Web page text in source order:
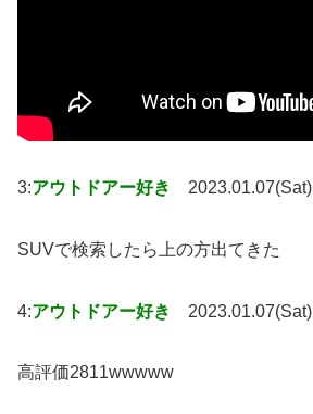
3:アウトドアー好き 2023.01.07(Sat)
SUVで検索したら上の方出てきた
4:アウトドアー好き 2023.01.07(Sat)
高評価2811wwwww